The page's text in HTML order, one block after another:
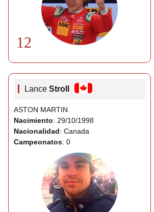
12
Lance Stroll
ASTON MARTIN
Nacimiento: 29/10/1998
Nacionalidad: Canada
Campeonatos: 0